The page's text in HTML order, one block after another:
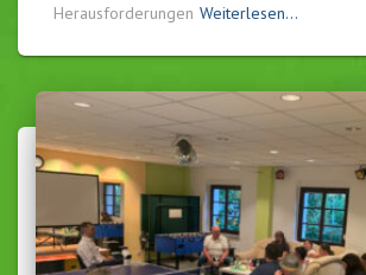
Herausforderungen Weiterlesen…